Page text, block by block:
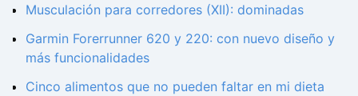
Musculación para corredores (XII): dominadas
Garmin Forerrunner 620 y 220: con nuevo diseño y
más funcionalidades
Cinco alimentos que no pueden faltar en mi dieta